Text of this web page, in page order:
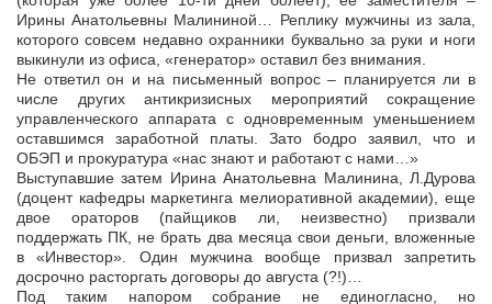
Ирины Анатольевны Малининой… Реплику мужчины из зала,
которого совсем недавно охранники буквально за руки и ноги
выкинули из офиса, «генератор» оставил без внимания.
Не ответил он и на письменный вопрос – планируется ли в
числе других антикризисных мероприятий сокращение
управленческого аппарата с одновременным уменьшением
оставшимся заработной платы. Зато бодро заявил, что и
ОБЭП и прокуратура «нас знают и работают с нами…»
Выступавшие затем Ирина Анатольевна Малинина, Л.Дурова
(доцент кафедры маркетинга мелиоративной академии), еще
двое ораторов (пайщиков ли, неизвестно) призвали
поддержать ПК, не брать два месяца свои деньги, вложенные
в «Инвестор». Один мужчина вообще призвал запретить
досрочно расторгать договоры до августа (?!)…
Под таким напором собрание не единогласно, но